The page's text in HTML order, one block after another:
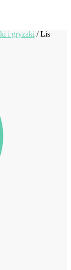
i gryzaki /Lis